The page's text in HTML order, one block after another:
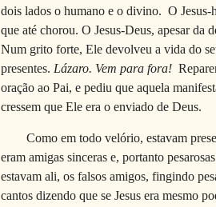
dois lados o humano e o divino. O
que até chorou. O Jesus-Deus, apesar da
Num grito forte, Ele devolveu a vida do
presentes. Lázaro. Vem para fora!
oração ao Pai, e pediu que aquela
cressem que Ele era o enviado de Deus.
Como em todo velório, estavam
eram amigas sinceras e, portanto
estavam ali, os falsos amigos, fingindo
cantos dizendo que se Jesus era mesmo